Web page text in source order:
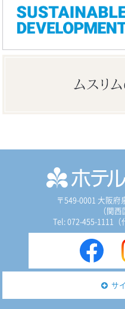
〒549-0001 大阪
（関
Tel: 072-455-1111（
サ